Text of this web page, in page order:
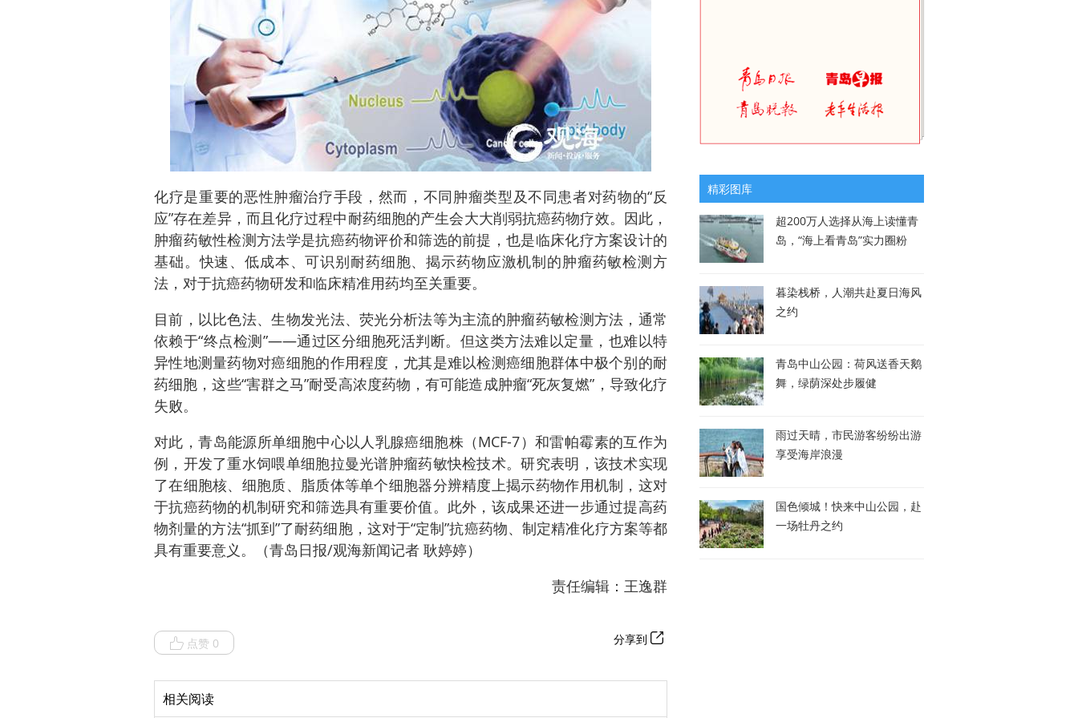
化疗是重要的恶性肿瘤治疗手段，然而，不同肿瘤类型及不同患者对药物的“反
应”存在差异，而且化疗过程中耐药细胞的产生会大大削弱抗癌药物疗效。因此，
肿瘤药敏性检测方法学是抗癌药物评价和筛选的前提，也是临床化疗方案设计的
基础。快速、低成本、可识别耐药细胞、揭示药物应激机制的肿瘤药敏检测方
法，对于抗癌药物研发和临床精准用药均至关重要。
目前，以比色法、生物发光法、荧光分析法等为主流的肿瘤药敏检测方法，通常
依赖于“终点检测”——通过区分细胞死活判断。但这类方法难以定量，也难以特
异性地测量药物对癌细胞的作用程度，尤其是难以检测癌细胞群体中极个别的耐
药细胞，这些“害群之马”耐受高浓度药物，有可能造成肿瘤“死灰复燃”，导致化疗
失败。
对此，青岛能源所单细胞中心以人乳腺癌细胞株（MCF-7）和雷帕霉素的互作为
例，开发了重水饲喂单细胞拉曼光谱肿瘤药敏快检技术。研究表明，该技术实现
了在细胞核、细胞质、脂质体等单个细胞器分辨精度上揭示药物作用机制，这对
于抗癌药物的机制研究和筛选具有重要价值。此外，该成果还进一步通过提高药
物剂量的方法“抓到”了耐药细胞，这对于“定制”抗癌药物、制定精准化疗方案等都
具有重要意义。（青岛日报/观海新闻记者 耿婷婷）
责任编辑：王逸群
点赞 0 分享到
相关阅读
精彩图库
超200万人选择从海上读懂青
岛，“海上看青岛”实力圈粉
暮染栈桥，人潮共赴夏日海风
之约
青岛中山公园：荷风送香天鹅
舞，绿荫深处步履健
雨过天晴，市民游客纷纷出游
享受海岸浪漫
国色倾城！快来中山公园，赴
一场牡丹之约